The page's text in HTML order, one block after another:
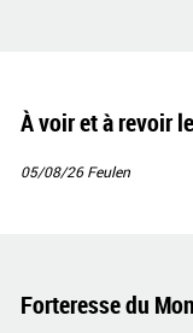
À voir et à revoir
05/08/26Feulen
Forteresse du